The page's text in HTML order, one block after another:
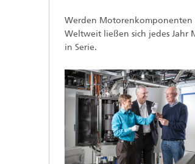
Tribologische Systeme
Werden Motorenkomponenten
Weltweit ließen sich jedes Jahr
in Serie.